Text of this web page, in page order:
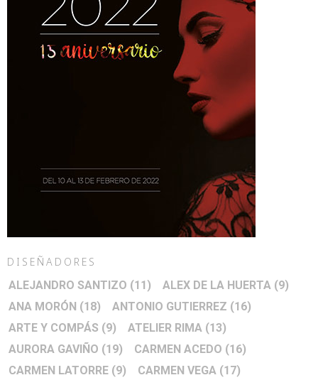
DISEÑADORES
ALEJANDRO SANTIZO (11) ALEX DE LA HUERTA (9)
ANA MORÓN (18) ANTONIO GUTIERREZ (16)
ARTE Y COMPÁS (9) ATELIER RIMA (13)
AURORA GAVIÑO (19) CARMEN ACEDO (16)
CARMEN LATORRE (9) CARMEN VEGA (17)